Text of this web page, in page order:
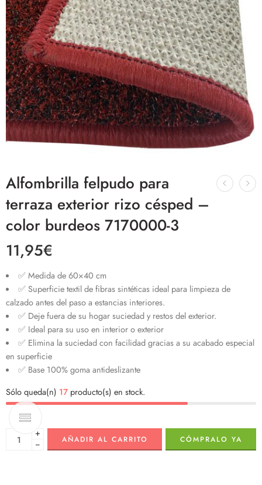
Alfombrilla felpudo para
terraza exterior rizo césped –
color burdeos 7170000-3
11,95€
✅ Medida de 60×40 cm
✅ Superficie textil de fibras sintéticas ideal para limpieza de
calzado antes del paso a estancias interiores.
✅ Deje fuera de su hogar suciedad y restos del exterior.
✅ Ideal para su uso en interior o exterior
✅ Elimina la suciedad con facilidad gracias a su acabado especial
en superficie
✅ Base 100% goma antideslizante
Sólo queda(n) 17 producto(s) en stock.
+
−
AÑADIR AL CARRITO CÓMPRALO YA